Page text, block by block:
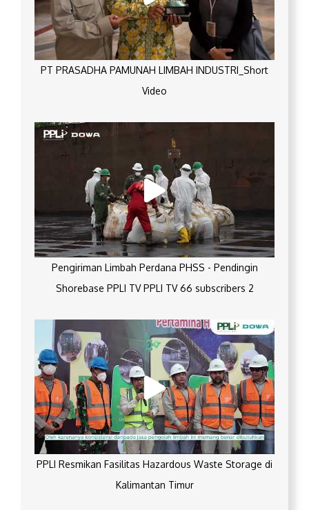
PT PRASADHA PAMUNAH LIMBAH INDUSTRI_Short
Video
Pengiriman Limbah Perdana PHSS - Pendingin
Shorebase PPLI TV PPLI TV 66 subscribers 2
PPLI Resmikan Fasilitas Hazardous Waste Storage di
Kalimantan Timur